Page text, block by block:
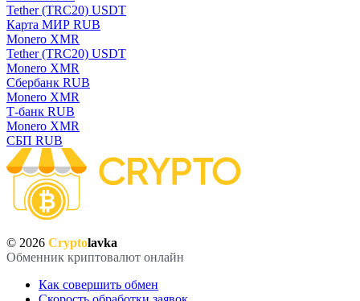
Tether (TRC20) USDT
Карта МИР RUB
Monero XMR
Tether (TRC20) USDT
Monero XMR
Сбербанк RUB
Monero XMR
Т-банк RUB
Monero XMR
СБП RUB
© 2026 Cryptolavka
Обменник криптовалют онлайн
Как совершить обмен